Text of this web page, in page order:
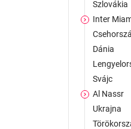
Szlovákia
Inter
Dánia
Svájc
Al Nassr
Ukrajna